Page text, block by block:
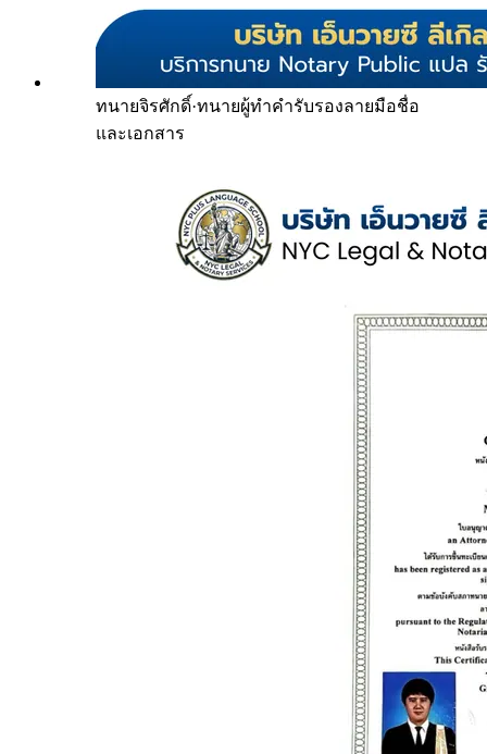
ทนายจิรศักดิ์·ทนายผู้ทำคำรับรองลายมือชื่อ
และเอกสาร